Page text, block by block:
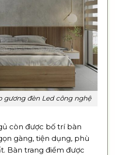
gương đèn Led công nghệ
còn được bố trí bàn
gàng, tiện dụng, phù
Bàn trang điểm được